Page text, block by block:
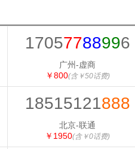
17057788996
广州-虚商
￥800(含￥50话费)
18515121888
北京-联通
￥1950(含￥0话费)